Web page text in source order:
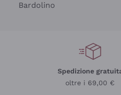
Bardolino
Spedizione
oltre i 69,00 €